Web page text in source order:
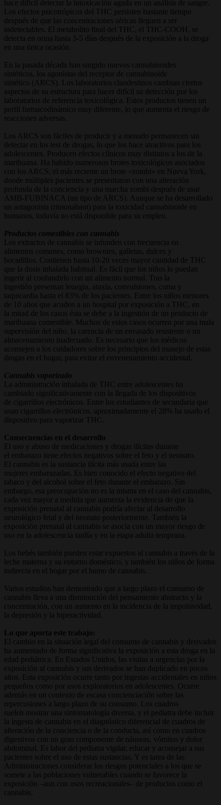
hace difícil detectar la intoxicación aguda en un análisis de sangre.
Los efectos psicotrópicos del THC persisten bastante tiempo
después de que las concentraciones séricas lleguen a ser
indetectables. El metabolito final del THC, el THC-COOH, se
detecta en orina hasta 3-5 días después de la exposición a la droga
en una única ocasión.
En la pasada década han surgido nuevos cannabinoides
sintéticos, los agonistas del receptor de cannabinoide
sintético (ARCS). Los laboratorios clandestinos cambian ciertos
aspectos de su estructura para hacer difícil su detección por los
laboratorios de referencia toxicológica. Estos productos tienen un
perfil farmacodinámico muy diferente, lo que aumenta el riesgo de
reacciones adversas.
Los ARCS son fáciles de producir y a menudo permanecen sin
detectar en los test de drogas, lo que los hace atractivos para los
adolescentes. Producen efectos clínicos muy distintos a los de la
marihuana. Ha habido numerosos brotes toxicológicos asociados
con los ARCS; el más reciente un brote «zombi» en Nueva York,
donde múltiples pacientes se presentaron con una alteración
profunda de la conciencia y una marcha zombi después de usar
AMB-FUBINACA (un tipo de ARCS). Aunque se ha desarrollado
un antagonista (rimonabant) para la toxicidad cannabinoide en
humanos, todavía no está disponible para su empleo.
Productos comestibles con cannabis
Los extractos de cannabis se infunden con frecuencia en
alimentos comunes, como brownies, galletas, dulces y
bocadillos. Contienen hasta 10-20 veces mayor cantidad de THC
que la dosis inhalada habitual. Es fácil que los niños lo puedan
ingerir al confundirlo con un alimento normal. Tras la
ingestión presentan letargia, ataxia, convulsiones, coma y
taquicardia hasta el 83% de los pacientes. Entre los niños menores
de 10 años que acuden a un hospital por exposición a THC, en
la mitad de los casos ésta se debe a la ingestión de un producto de
marihuana comestible. Muchos de estos casos ocurren por una mala
supervisión del niño, la carencia de un envasado resistente o un
almacenamiento inadecuado. Es necesario que los médicos
aconsejen a los cuidadores sobre los principios del manejo de estas
drogas en el hogar, para evitar el envenenamiento accidental.
Cannabis vaporizado
La administración inhalada de THC entre adolescentes ha
cambiado significativamente con la llegada de los dispositivos
de cigarrillos electrónicos. Entre los estudiantes de secundaria que
usan cigarrillos electrónicos, aproximadamente el 28% ha usado el
dispositivo para vaporizar THC.
Consecuencias en el desarrollo
El uso y abuso de medicaciones y drogas ilícitas durante
el embarazo tiene efectos negativos sobre el feto y el neonato.
El cannabis es la sustancia ilícita más usada entre las
mujeres embarazadas. Es bien conocido el efecto negativo del
tabaco y del alcohol sobre el feto durante el embarazo. Sin
embargo, esa preocupación no es la misma en el caso del cannabis,
cada vez mayor a medida que aumenta la evidencia de que la
exposición prenatal al cannabis podría afectar al desarrollo
neurológico fetal y del neonato posteriormente. También la
exposición prenatal al cannabis se asocia con un mayor riesgo de
uso en la adolescencia tardía y en la etapa adulta temprana.
Los bebés también pueden estar expuestos al cannabis a través de la
leche materna y su entorno doméstico, y también los niños de forma
indirecta en el hogar por el humo de cannabis.
Varios estudios han demostrado que a largo plazo el consumo de
cannabis lleva a una disminución del pensamiento abstracto y la
concentración, con un aumento en la incidencia de la impulsividad,
la depresión y la hiperactividad.
Lo que aporta este trabajo:
El cambio en la situación legal del consumo de cannabis y derivados
ha aumentado de forma significativa la exposición a esta droga en la
edad pediátrica. En Estados Unidos, las visitas a urgencias por la
exposición al cannabis y sus derivados se han duplicado en pocos
años. Esta exposición ocurre tanto por ingestas accidentales en niños
pequeños como por usos exploratorios en adolescentes. Ocurre
además en un contexto de escasa concienciación sobre las
repercusiones a largo plazo de su consumo. Los cuadros
suelen mostrar una sintomatología diversa, y el pediatra debe incluir
la ingesta de cannabis en el diagnóstico diferencial de cuadros de
alteración de la conciencia o de la conducta, así como en cuadros
digestivos con un gran componente de náuseas, vómitos y dolor
abdominal. Es labor del pediatra vigilar, educar y aconsejar a sus
pacientes sobre el uso de estas sustancias. Y es tarea de las
Administraciones considerar los riesgos potenciales a los que se
somete a las poblaciones vulnerables cuando se favorece la
exposición –aun con usos recreacionales– de productos como el
cannabis.